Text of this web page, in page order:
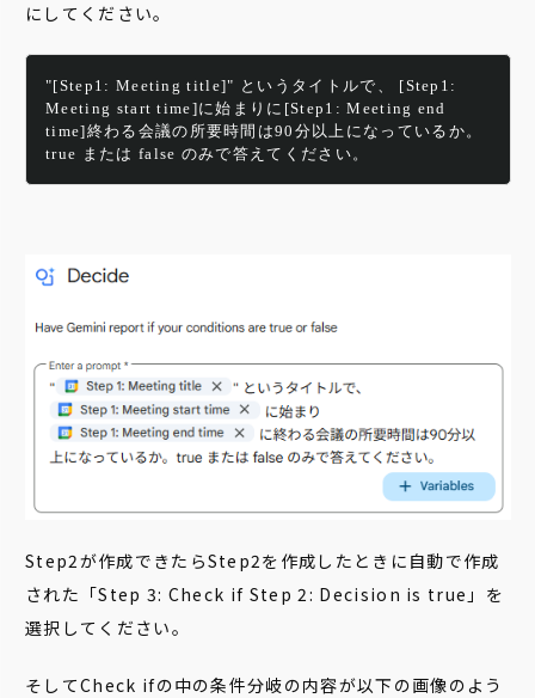
にしてください。
"​​[Step1: Meeting title]" というタイトルで、 ​​​[Step1:
Meeting start time]に始まりに​​[Step1: Meeting end
time]終わる会議の所要時間は90分以上になっているか。
true または false のみで答えてください。
Step2が作成できたらStep2を作成したときに自動で作成
された「Step 3: Check if Step 2: Decision is true」を
選択してください。
そしてCheck ifの中の条件分岐の内容が以下の画像のよう